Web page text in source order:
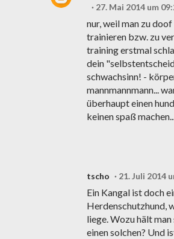
27. Mai 2014 um
nur, weil man zu
trainieren bzw. zu
training erstmal
dein
schwachsinn! -
mannmannmann...
überhaupt einen
keinen spaß
tscho 21. Juli 2014
Ein Kangal ist doch
Herdenschutzhund,
liege. Wozu hält
einen solchen? Und